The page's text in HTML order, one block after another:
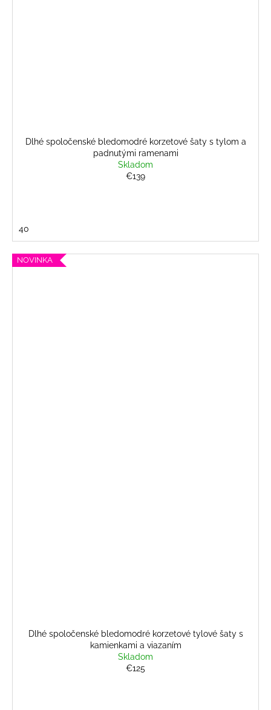
Dlhé spoločenské bledomodré korzetové šaty s tylom a
padnutými ramenami
Skladom
€139
40
NOVINKA
Dlhé spoločenské bledomodré korzetové tylové šaty s
kamienkami a viazaním
Skladom
€125